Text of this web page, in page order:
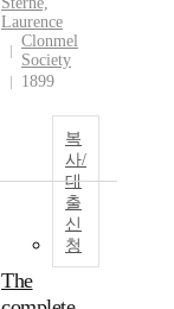
Laurence
Clonmel
Society
1899
복
사/
대
출
신
청
The